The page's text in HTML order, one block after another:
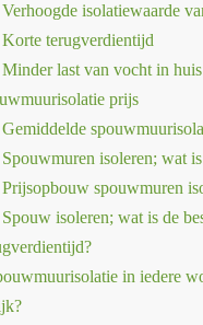
Verhoogde isolatiewaarde
Korte terugverdientijd
Minder last van vocht in huis
prijs
Gemiddelde
Spouwmuren isoleren; wat
Prijsopbouw spouwmuren
Spouw isoleren; wat is de
in iedere